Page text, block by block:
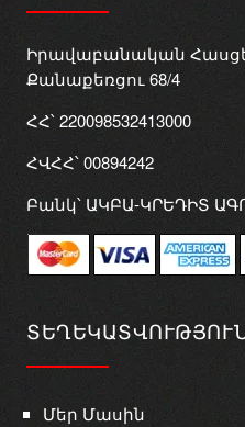
Իրավաբանական
Քանաքեռցու 68/4
ՀՀ՝ 220098532413000
ՀՎՀՀ՝ 00894242
Բանկ՝ ԱԿԲԱ-ԿՐԵԴԻՏ
Մեր Մասին